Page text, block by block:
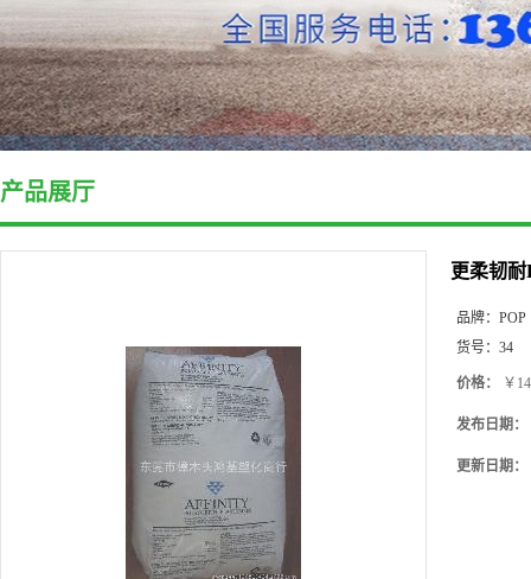
产品展厅
更柔韧
品牌： POP
货号： 34
价格： ￥
发布日期：
更新日期：